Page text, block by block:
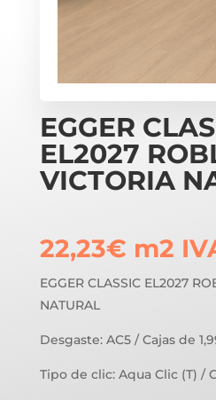
EGGER
EL2027
VICTORIA
22,23€ m2
EGGER CLASSIC EL2027
NATURAL
Desgaste: AC5 / Cajas de
Tipo de clic: Aqua Clic (T) /